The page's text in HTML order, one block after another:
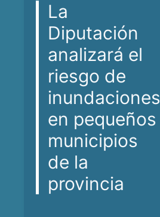
La
Diputación
analizará el
riesgo de
inundaciones
en pequeños
municipios
de la
provincia